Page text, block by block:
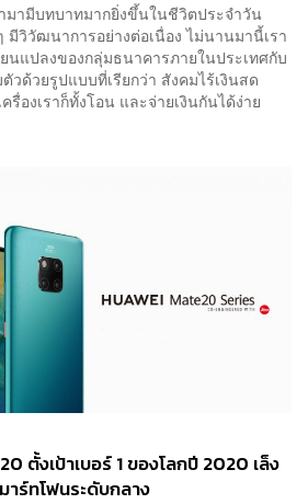
มามีบทบาทมากยิ่งขึ้นในชีวิตประจำวัน
วิวัฒนาการอย่างต่อเนื่อง ไม่นานมานี้เรา
นแปลงของกลุ่มธนาคารภายในประเทศกับ
วด้วยรูปแบบที่เรียกว่า สังคมไร้เงินสด
รื่องเราก็ทั้งโอน และจ่ายเงินกันได้ง่าย
ตั้งเป้าเบอร์ 1 ของโลกปี 2020 เล็ง
ร์ทโฟนระดับกลาง